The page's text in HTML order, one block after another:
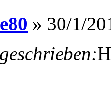
» 30/1/